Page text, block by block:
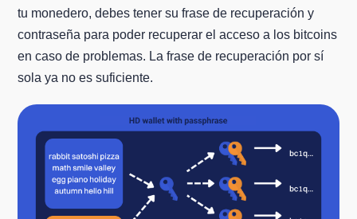
tu monedero, debes tener su frase de recuperación y
contraseña para poder recuperar el acceso a los bitcoins
en caso de problemas. La frase de recuperación por sí
sola ya no es suficiente.